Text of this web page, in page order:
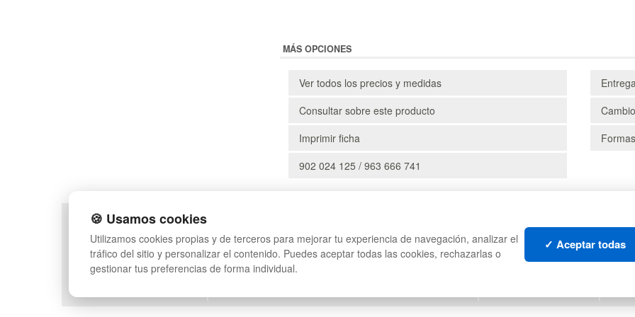
MÁS OPCIONES
Ver todos los precios y medidas
Consultar sobre este producto
Imprimir ficha
902 024 125 / 963 666 741
POLÍTICA DE PRIVACIDAD
CONDICIONES DE USO
CAMBIOS Y DEVOLUCIONES
CONTACTO
PREGUNTAS FRECUENTES
INGRESA A TU CUENTA
ESTANTERÍAS
MANUTENCIÓN
🍪 Usamos cookies
Utilizamos cookies propias y de terceros para mejorar tu experiencia de navegación, analizar el
tráfico del sitio y personalizar el contenido. Puedes aceptar todas las cookies, rechazarlas o
gestionar tus preferencias de forma individual.
✓ Aceptar todas